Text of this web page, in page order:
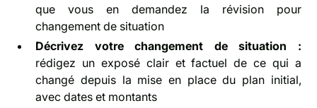
que vous en demandez la révision pour
changement de situation
Décrivez votre changement de situation :
rédigez un exposé clair et factuel de ce qui a
changé depuis la mise en place du plan initial,
avec dates et montants